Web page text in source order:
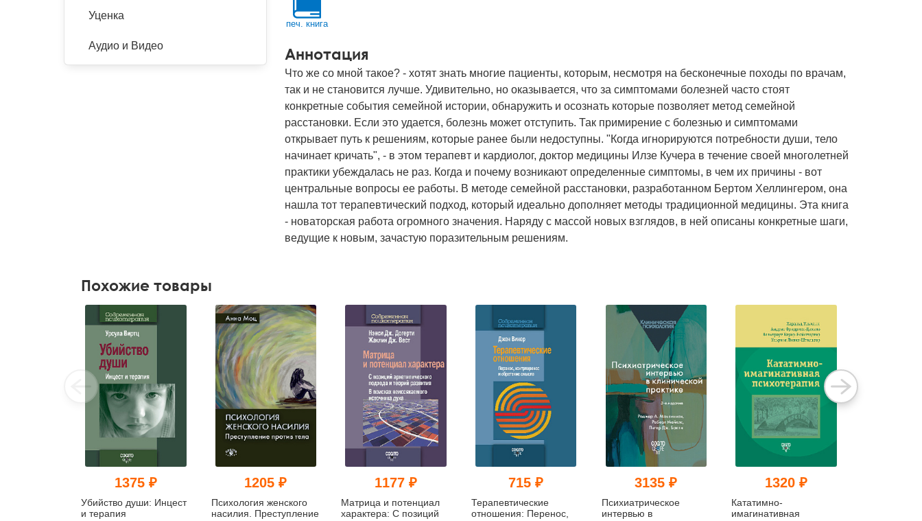
ISBN
печ. книга
Аннотация
Что же со мной такое? - хотят знать многие пациенты, которым, несмотря на бесконечные походы по врачам,
так и не становится лучше. Удивительно, но оказывается, что за симптомами болезней часто стоят
конкретные события семейной истории, обнаружить и осознать которые позволяет метод семейной
расстановки. Если это удается, болезнь может отступить. Так примирение с болезнью и симптомами
открывает путь к решениям, которые ранее были недоступны. "Когда игнорируются потребности души, тело
начинает кричать", - в этом терапевт и кардиолог, доктор медицины Илзе Кучера в течение своей многолетней
практики убеждалась не раз. Когда и почему возникают определенные симптомы, в чем их причины - вот
центральные вопросы ее работы. В методе семейной расстановки, разработанном Бертом Хеллингером, она
нашла тот терапевтический подход, который идеально дополняет методы традиционной медицины. Эта книга
- новаторская работа огромного значения. Наряду с массой новых взглядов, в ней описаны конкретные шаги,
ведущие к новым, зачастую поразительным решениям.
Уценка
Аудио и Видео
Похожие товары
1375 ₽
Убийство души: Инцест
и терапия
1205 ₽
Психология женского
насилия. Преступление
1177 ₽
Матрица и потенциал
характера: С позиций
715 ₽
Терапевтические
отношения: Перенос,
3135 ₽
Психиатрическое
интервью в
1320 ₽
Кататимно-
имагинативная